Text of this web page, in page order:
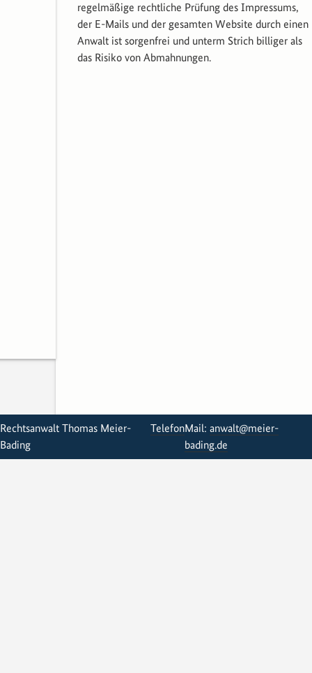
regelmäßige rechtliche Prüfung des Impressums,
der E-Mails und der gesamten Website durch einen
Anwalt ist sorgenfrei und unterm Strich billiger als
das Risiko von Abmahnungen.
Rechtsanwalt Thomas Meier-
Bading
TelefonMail: anwalt@meier-
bading.de